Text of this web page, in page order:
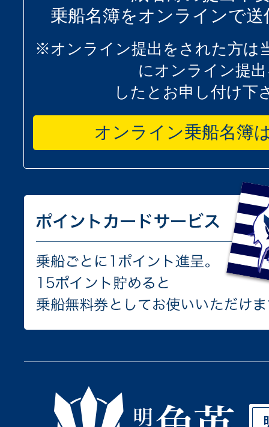
乗船名簿をオンラインで
※オンライン提出をされた方は
にオンライン提
したとお申し付け下
オンライン乗船名簿